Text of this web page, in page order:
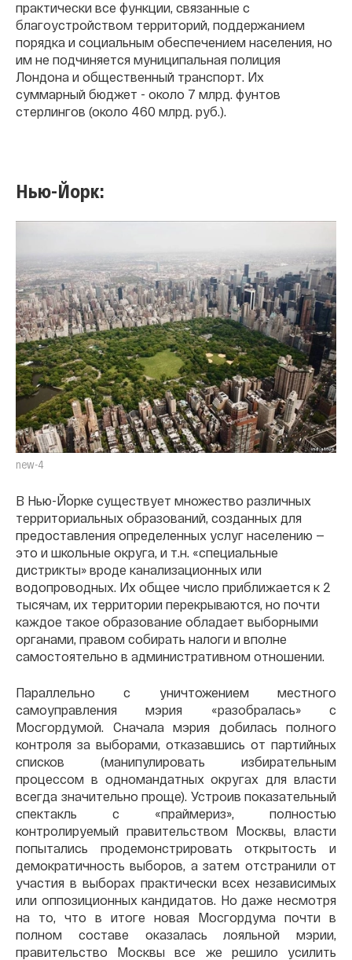
практически все функции, связанные с
благоустройством территорий, поддержанием
порядка и социальным обеспечением населения, но
им не подчиняется муниципальная полиция
Лондона и общественный транспорт. Их
суммарный бюджет - около 7 млрд. фунтов
стерлингов (около 460 млрд. руб.).
Нью-Йорк:
new-4
В Нью-Йорке существует множество различных
территориальных образований, созданных для
предоставления определенных услуг населению —
это и школьные округа, и т.н. «специальные
дистрикты» вроде канализационных или
водопроводных. Их общее число приближается к 2
тысячам, их территории перекрываются, но почти
каждое такое образование обладает выборными
органами, правом собирать налоги и вполне
самостоятельно в административном отношении.
Параллельно с уничтожением местного
самоуправления мэрия «разобралась» с
Мосгордумой. Сначала мэрия добилась полного
контроля за выборами, отказавшись от партийных
списков (манипулировать избирательным
процессом в одномандатных округах для власти
всегда значительно проще). Устроив показательный
спектакль с «праймериз», полностью
контролируемый правительством Москвы, власти
попытались продемонстрировать открытость и
демократичность выборов, а затем отстранили от
участия в выборах практически всех независимых
или оппозиционных кандидатов. Но даже несмотря
на то, что в итоге новая Мосгордума почти в
полном составе оказалась лояльной мэрии,
правительство Москвы все же решило усилить